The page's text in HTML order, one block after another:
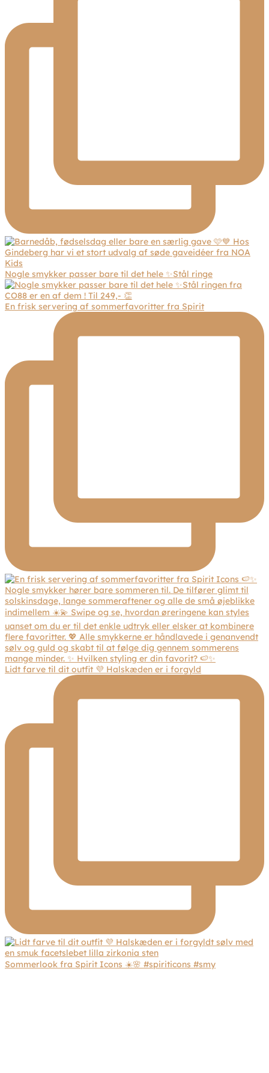
Nogle smykker passer bare til det hele ✨Stål ringe
En frisk servering af sommerfavoritter fra Spirit
Lidt farve til dit outfit 💜 Halskæden er i forgyld
Sommerlook fra Spirit Icons ☀️🌸 #spiriticons #smy